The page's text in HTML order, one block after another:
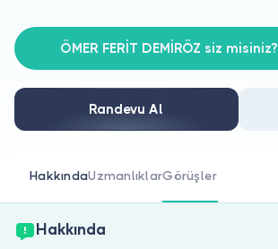
Doktorlar için
Doktor musunuz?
ÖMER FERİT DEMİRÖZ siz misiniz?
Randevu Al
HakkındaUzmanlıklarGörüşler
Hakkında